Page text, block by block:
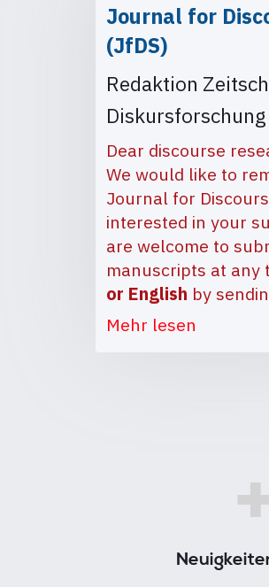
Journal for
(JfDS)
Redaktion
Diskursforschung
Dear discourse
We would like to
Journal for
interested in your
are welcome to
manuscripts at any
or English by
Mehr lesen